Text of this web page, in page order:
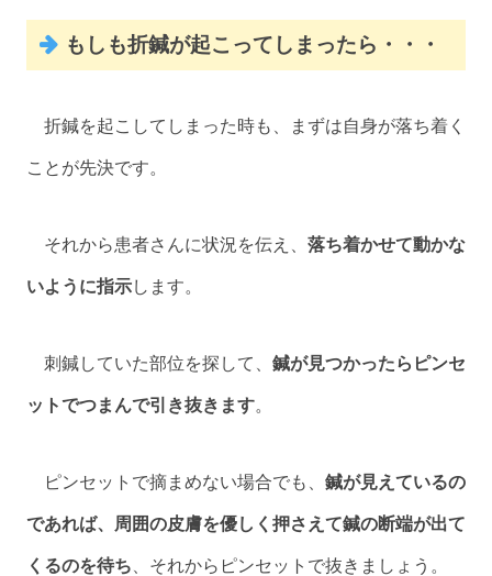
もしも折鍼が起こってしまったら・・・
折鍼を起こしてしまった時も、まずは自身が落ち着く
ことが先決です。
それから患者さんに状況を伝え、 落ち着かせて動かな
いように指示します。
刺鍼していた部位を探して、 鍼が見つかったらピンセ
ットでつまんで引き抜きます。
ピンセットで摘まめない場合でも、 鍼が見えているの
であれば、周囲の皮膚を優しく押さえて鍼の断端が出て
くるのを待ち 、それからピンセットで抜きましょう。